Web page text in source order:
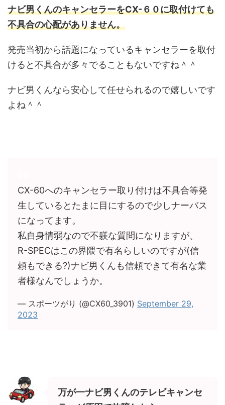
ナビ男くんのキャンセラーをCX-６０に取付けても
不具合の心配がありません。
発売当初から話題になっているキャンセラーを取付
けると不具合が多々でることもないですね＾＾
ナビ男くんなら安心して任せられるので嬉しいです
よね＾＾
CX-60へのキャンセラー取り付けは不具合等発
生しているとたまに目にするので少しナーバス
になってます。
私自身情弱なので不躾な質問になりますが、
R-SPECはこの界隈で有名らしいのですが(信
頼もできる?)ナビ男くんも信頼できて有名な業
者様なんでしょうか。
— スポーツがり (@CX60_3901) September 29,
2023
万が一ナビ男くんのテレビキャンセ